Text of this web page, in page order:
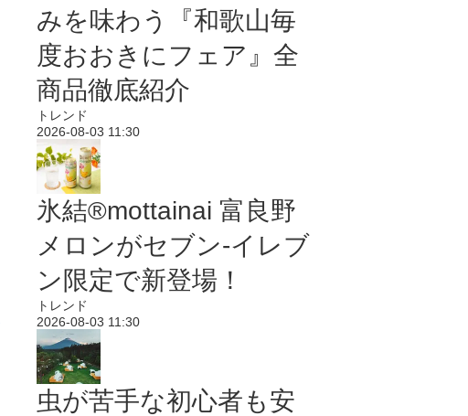
みを味わう『和歌山毎
度おおきにフェア』全
商品徹底紹介
トレンド
2026-08-03 11:30
氷結®mottainai 富良野
メロンがセブン‐イレブ
ン限定で新登場！
トレンド
2026-08-03 11:30
虫が苦手な初心者も安